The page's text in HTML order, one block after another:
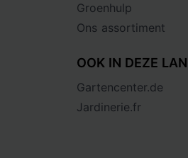
Groenhulp
Ons assortiment
OOK IN DEZE
Gartencenter.de
Jardinerie.fr